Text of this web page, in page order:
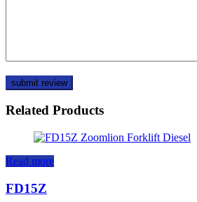
Related Products
Read more
FD15Z